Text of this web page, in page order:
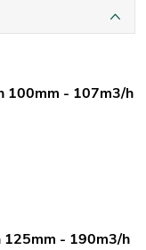
100mm - 107m3/h
125mm - 190m3/h